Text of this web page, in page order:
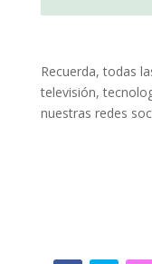
Recuerda, todas
televisión,
nuestras redes